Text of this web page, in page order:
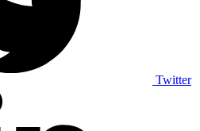
Twitter